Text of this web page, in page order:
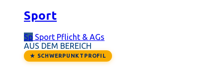
Sport
Sp Sport Pflicht & AGs
AUS DEM BEREICH
★ SCHWERPUNKTPROFIL